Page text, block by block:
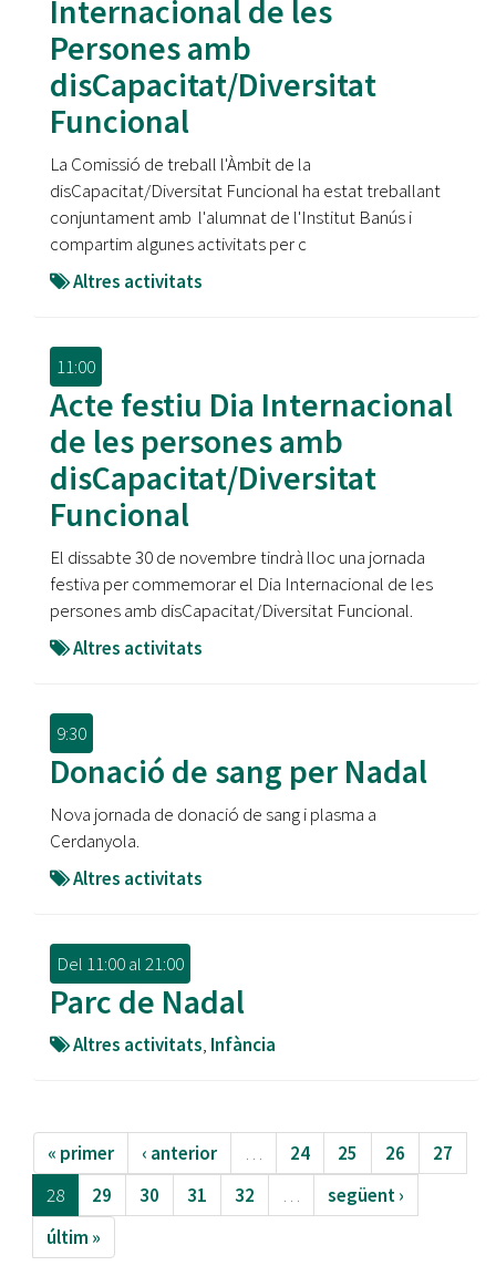
Internacional de les
Persones amb
disCapacitat/Diversitat
Funcional
La Comissió de treball l'Àmbit de la
disCapacitat/Diversitat Funcional ha estat treballant
conjuntament amb l'alumnat de l'Institut Banús i
compartim algunes activitats per c
Altres activitats
11:00
Acte festiu Dia Internacional
de les persones amb
disCapacitat/Diversitat
Funcional
El dissabte 30 de novembre tindrà lloc una jornada
festiva per commemorar el Dia Internacional de les
persones amb disCapacitat/Diversitat Funcional.
Altres activitats
9:30
Donació de sang per Nadal
Nova jornada de donació de sang i plasma a
Cerdanyola.
Altres activitats
Del 11:00al21:00
Parc de Nadal
Altres activitats, Infància
« primer ‹ anterior … 24 25 26
27
28
29 30 31 32 …
següent ›
últim »